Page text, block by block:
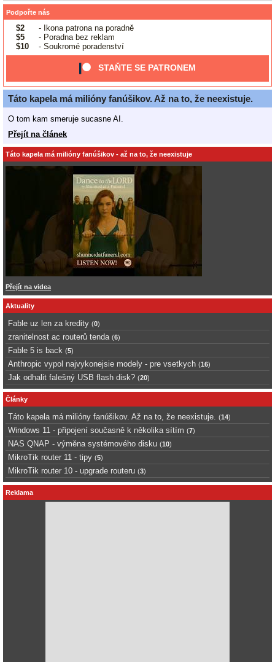
Podpořte nás
$2
- Ikona patrona na poradně
$5
- Poradna bez reklam
$10
- Soukromé poradenství
STAŇTE SE PATRONEM
Táto kapela má milióny fanúšikov. Až na to, že neexistuje.
O tom kam smeruje sucasne AI.
Přejít na článek
Táto kapela má milióny fanúšikov - až na to, že neexistuje
Přejít na videa
Aktuality
Fable uz len za kredity (0)
zranitelnost ac routerů tenda (6)
Fable 5 is back (5)
Anthropic vypol najvykonejsie modely - pre vsetkych (16)
Jak odhalit falešný USB flash disk? (20)
Články
Táto kapela má milióny fanúšikov. Až na to, že neexistuje. (14)
Windows 11 - připojení současně k několika sítím (7)
NAS QNAP - výměna systémového disku (10)
MikroTik router 11 - tipy (5)
MikroTik router 10 - upgrade routeru (3)
Reklama